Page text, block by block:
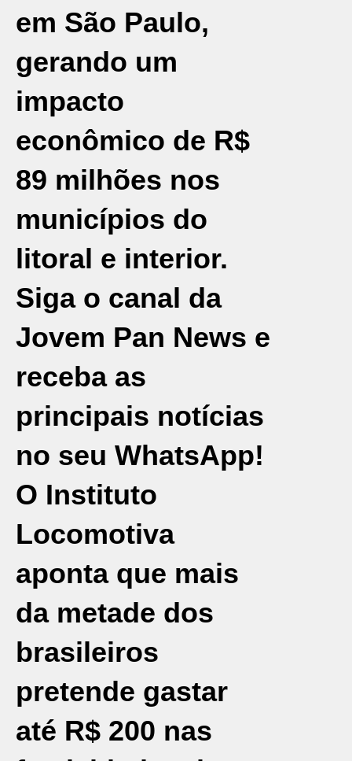
em São Paulo,
gerando um
impacto
econômico de R$
89 milhões nos
municípios do
litoral e interior.
Siga o canal da
Jovem Pan News e
receba as
principais notícias
no seu WhatsApp!
O Instituto
Locomotiva
aponta que mais
da metade dos
brasileiros
pretende gastar
até R$ 200 nas